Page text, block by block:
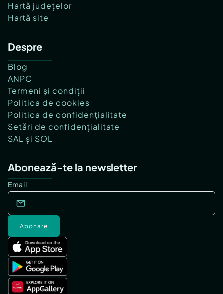
Hartă județelor
Hartă site
Despre
Blog
ANPC
Termeni și condiții
Politica de cookies
Politica de confidențialitate
Setări de confidențialitate
SAL și SOL
Abonează-te la newsletter
Email
Abonare